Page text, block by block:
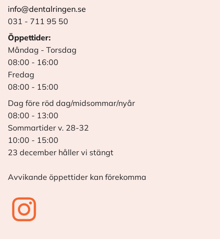
info@dentalringen.se
031 - 711 95 50
Öppettider:
Måndag - Torsdag
08:00 - 16:00
Fredag
08:00 - 15:00
Dag före röd dag/midsommar/nyår
08:00 - 13:00
Sommartider v. 28-32
10:00 - 15:00
23 december håller vi stängt
Avvikande öppettider kan förekomma